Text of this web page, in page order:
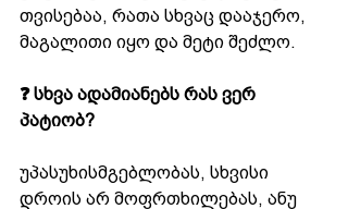
თვისებაა, რათა სხვაც დააჯერო,
მაგალითი იყო და მეტი შეძლო.
❓ სხვა ადამიანებს რას ვერ
პატიობ?
უპასუხისმგებლობას, სხვისი
დროის არ მოფრთხილებას, ანუ